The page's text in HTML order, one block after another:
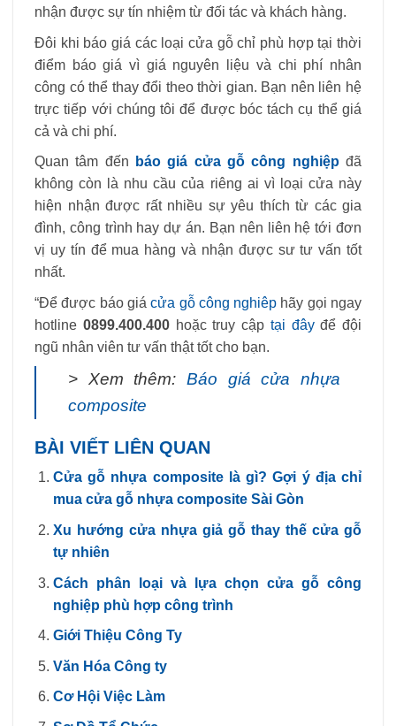
nhận được sự tín nhiệm từ đối tác và khách hàng.
Đôi khi báo giá các loại cửa gỗ chỉ phù hợp tại thời
điểm báo giá vì giá nguyên liệu và chi phí nhân
công có thể thay đổi theo thời gian. Bạn nên liên hệ
trực tiếp với chúng tôi để được bóc tách cụ thể giá
cả và chi phí.
Quan tâm đến báo giá cửa gỗ công nghiệpđã
không còn là nhu cầu của riêng ai vì loại cửa này
hiện nhận được rất nhiều sự yêu thích từ các gia
đình, công trình hay dự án. Bạn nên liên hệ tới đơn
vị uy tín để mua hàng và nhận được sư tư vấn tốt
nhất.
“Để được báo giácửa gỗ công nghiêp hãy gọi ngay
hotline 0899.400.400hoặc truy cập tại đâyđể đội
ngũ nhân viên tư vấn thật tốt cho bạn.
> Xem thêm:Báo giá cửa nhựa
composite
BÀI VIẾT LIÊN QUAN
Cửa gỗ nhựa composite là gì? Gợi ý địa chỉ
mua cửa gỗ nhựa composite Sài Gòn
Xu hướng cửa nhựa giả gỗ thay thế cửa gỗ
tự nhiên
Cách phân loại và lựa chọn cửa gỗ công
nghiệp phù hợp công trình
Giới Thiệu Công Ty
Văn Hóa Công ty
Cơ Hội Việc Làm